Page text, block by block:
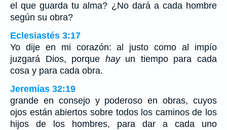
el que guarda tu alma? ¿No dará a cada hombre
según su obra?
Eclesiastés 3:17
Yo dije en mi corazón: al justo como al impío
juzgará Dios, porque hayun tiempo para cada
cosa y para cada obra.
Jeremías 32:19
grande en consejo y poderoso en obras, cuyos
ojos están abiertos sobre todos los caminos de los
hijos de los hombres, para dar a cada uno